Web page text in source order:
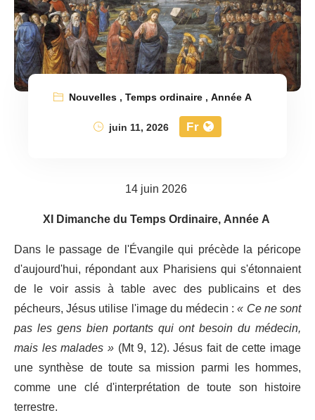
Nouvelles,Temps ordinaire,Année A
juin 11, 2026
Fr
14 juin 2026
XI Dimanche du Temps Ordinaire, Année A
Dans le passage de l'Évangile qui précède la péricope
d'aujourd'hui, répondant aux Pharisiens qui s'étonnaient
de le voir assis à table avec des publicains et des
pécheurs, Jésus utilise l'image du médecin :« Ce ne sont
pas les gens bien portants qui ont besoin du médecin,
mais les malades »(Mt 9, 12). Jésus fait de cette image
une synthèse de toute sa mission parmi les hommes,
comme une clé d'interprétation de toute son histoire
terrestre.